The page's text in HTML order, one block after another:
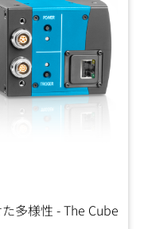
多様性 - The Cube